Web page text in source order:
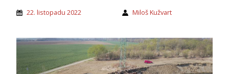
22. listopadu 2022 Miloš Kužvart